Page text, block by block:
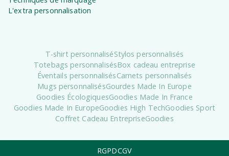
L'extra personnalisation
T-shirt personnaliséStylos personnalisés
Totebags personnalisésBox cadeau entreprise
Éventails personnalisésCarnets personnalisés
Mugs personnalisésGourdes Made In Europe
Goodies ÉcologiquesGoodies Made In France
Goodies Made In EuropeGoodies High TechGoodies Sport
Coffret Cadeau EntrepriseGoodies
RGPDCGV